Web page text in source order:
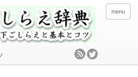
menu